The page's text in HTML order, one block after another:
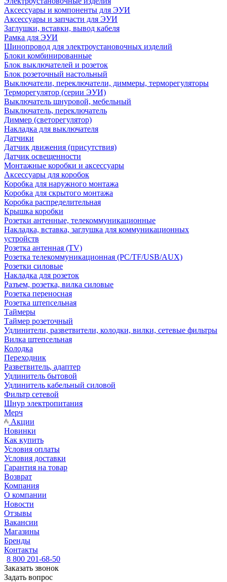
Аксессуары и компоненты для ЭУИ
Аксессуары и запчасти для ЭУИ
Заглушки, вставки, вывод кабеля
Рамка для ЭУИ
Шинопровод для электроустановочных изделий
Блоки комбинированные
Блок выключателей и розеток
Блок розеточный настольный
Выключатели, переключатели, диммеры, терморегуляторы
Терморегулятор (серии ЭУИ)
Выключатель шнуровой, мебельный
Выключатель, переключатель
Диммер (светорегулятор)
Накладка для выключателя
Датчики
Датчик движения (присутствия)
Датчик освещенности
Монтажные коробки и аксессуары
Аксессуары для коробок
Коробка для наружного монтажа
Коробка для скрытого монтажа
Коробка распределительная
Крышка коробки
Розетки антенные, телекоммуникационные
Накладка, вставка, заглушка для коммуникационных
устройств
Розетка антенная (TV)
Розетка телекоммуникационная (PC/TF/USB/AUX)
Розетки силовые
Накладка для розеток
Разъем, розетка, вилка силовые
Розетка переносная
Розетка штепсельная
Таймеры
Таймер розеточный
Удлинители, разветвители, колодки, вилки, сетевые фильтры
Вилка штепсельная
Колодка
Переходник
Разветвитель, адаптер
Удлинитель бытовой
Удлинитель кабельный силовой
Фильтр сетевой
Шнур электропитания
Мерч
Акции
Новинки
Как купить
Условия оплаты
Условия доставки
Гарантия на товар
Возврат
Компания
О компании
Новости
Отзывы
Вакансии
Магазины
Бренды
Контакты
8 800 201-68-50
Заказать звонок
Задать вопрос